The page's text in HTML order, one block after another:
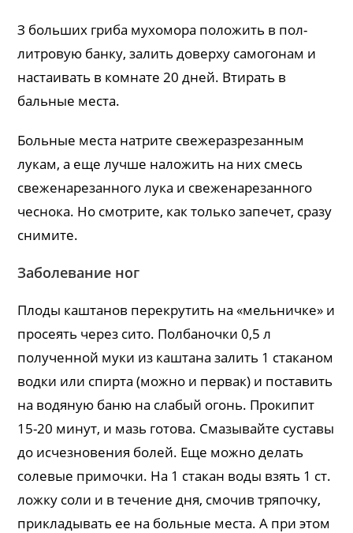
З больших гриба мухомора положить в пол-
литровую банку, залить доверху самогонам и
настаивать в комнате 20 дней. Втирать в
бальные места.
Больные места натрите свежеразрезанным
лукам, а еще лучше наложить на них смесь
свеженарезанного лука и свеженарезанного
чеснока. Но смотрите, как только запечет, сразу
снимите.
Заболевание ног
Плоды каштанов перекрутить на «мельничке» и
просеять через сито. Полбаночки 0,5 л
полученной муки из каштана залить 1 стаканом
водки или спирта (можно и первак) и поставить
на водяную баню на слабый огонь. Прокипит
15-20 минут, и мазь готова. Смазывайте суставы
до исчезновения болей. Еще можно делать
солевые примочки. На 1 стакан воды взять 1 ст.
ложку соли и в течение дня, смочив тряпочку,
прикладывать ее на больные места. А при этом